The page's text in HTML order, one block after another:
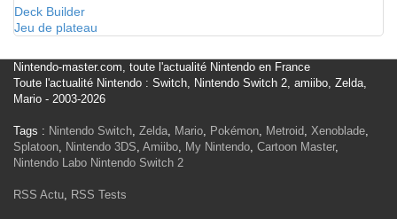
Deck Builder
Jeu de plateau
Nintendo-master.com, toute l'actualité Nintendo en France
Toute l'actualité Nintendo : Switch, Nintendo Switch 2, amiibo, Zelda,
Mario - 2003-2026
Tags : Nintendo Switch, Zelda, Mario, Pokémon, Metroid, Xenoblade,
Splatoon, Nintendo 3DS, Amiibo, My Nintendo, Cartoon Master,
Nintendo Labo Nintendo Switch 2
RSS Actu, RSS Tests